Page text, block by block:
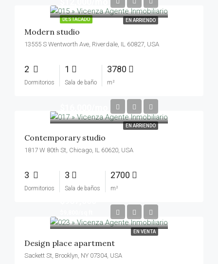
DESTACADO EN ARRIENDO
Modern studio
13555 S Wentworth Ave, Riverdale, IL 60827, USA
2
Dormitorios
1
Sala de baño
3780
m²
EN ARRIENDO
Contemporary studio
1817 W 80th St, Chicago, IL 60620, USA
3
Dormitorios
3
Sala de baños
2700
m²
EN VENTA
Design place apartment
Sackett St, Brooklyn, NY 07304, USA